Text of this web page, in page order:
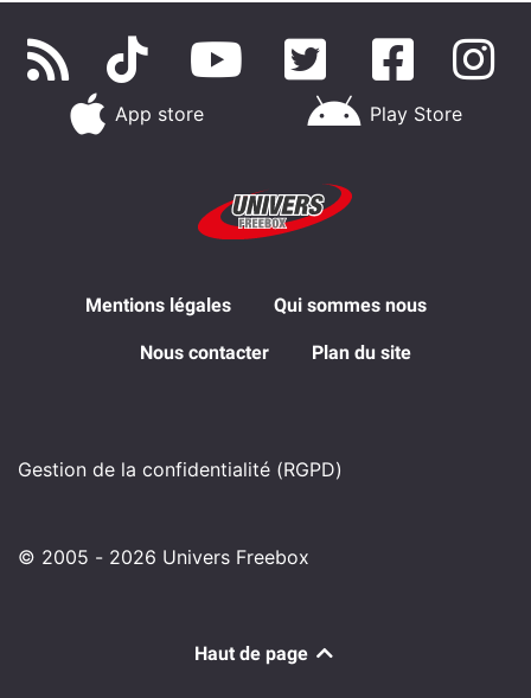
App store Play Store
Mentions légales Qui sommes nous
Nous contacter Plan du site
Gestion de la confidentialité (RGPD)
© 2005 - 2026 Univers Freebox
Haut de page